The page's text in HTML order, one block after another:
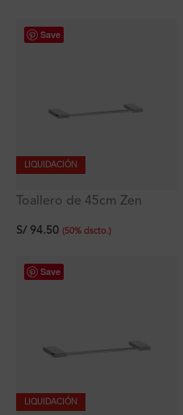
Save
LIQUIDACIÓN
Toallero de 45cm Zen
S/ 94.50 (50% dscto.)
Save
LIQUIDACIÓN